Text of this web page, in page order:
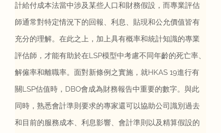
計給付成本法當中涉及某些人口和財務假設，而專業評估
師通常對特定情況下的回報、利息、貼現和公允價值皆有
充分的理解。在此之上，加上具有概率和統計知識的專業
評估師，才能有助於在LSP模型中考慮不同年齡的死亡率、
解僱率和離職率。面對新條例之實施，就HKAS 19進行有
關LSP估值時，DBO會成為財務報告中重要的數字。與此
同時，熟悉會計準則要求的專家還可以協助公司識別過去
和目前的服務成本、利息影響、會計準則以及精算假設的